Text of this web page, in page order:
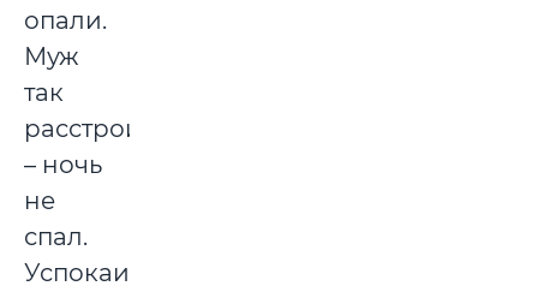
опали.
Муж
так
расстроился
– ночь
не
спал.
Успокаиваю